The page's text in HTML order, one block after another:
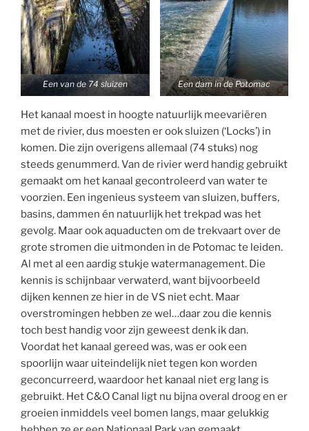
Een van de 74 sluizen Een dam in de Potomac
Het kanaal moest in hoogte natuurlijk meevariëren
met de rivier, dus moesten er ook sluizen (‘Locks’) in
komen. Die zijn overigens allemaal (74 stuks) nog
steeds genummerd. Van de rivier werd handig gebruikt
gemaakt om het kanaal gecontroleerd van water te
voorzien. Een ingenieus systeem van sluizen, buffers,
basins, dammen én natuurlijk het trekpad was het
gevolg. Maar ook aquaducten om de trekvaart over de
grote stromen die uitmonden in de Potomac te leiden.
Al met al een aardig stukje watermanagement. Die
kennis is schijnbaar verwaterd, want bijvoorbeeld
dijken kennen ze hier in de VS niet echt. Maar
overstromingen hebben ze wel…daar zou die kennis
toch best handig voor zijn geweest denk ik dan.
Voordat het kanaal gereed was, was er ook een
spoorlijn waar uiteindelijk niet tegen kon worden
geconcurreerd, waardoor het kanaal niet erg lang is
gebruikt. Het C&O Canal ligt nu bijna overal droog en er
groeien inmiddels veel bomen langs, maar gelukkig